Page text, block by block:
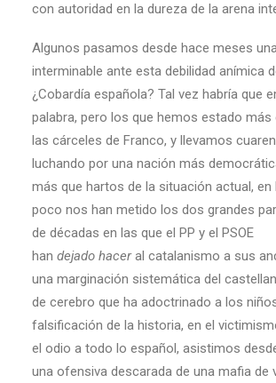
con autoridad en la dureza de la arena
Algunos pasamos desde hace meses
interminable ante esta debilidad anímica
¿Cobardía española? Tal vez habría que
palabra, pero los que hemos estado más
las cárceles de Franco, y llevamos
luchando por una nación más
más que hartos de la situación actual, en
poco nos han metido los dos grandes
de décadas en las que el PP y el PSOE
han dejado haceral catalanismo a sus
una marginación sistemática del
de cerebro que ha adoctrinado a los
falsificación de la historia, en el
el odio a todo lo español, asistimos
una ofensiva descarada de una mafia de